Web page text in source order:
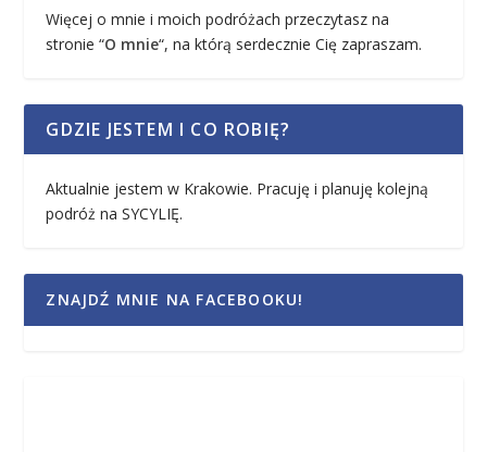
Więcej o mnie i moich podróżach przeczytasz na
stronie “O mnie“, na którą serdecznie Cię zapraszam.
GDZIE JESTEM I CO ROBIĘ?
Aktualnie jestem w Krakowie. Pracuję i planuję kolejną
podróż na SYCYLIĘ.
ZNAJDŹ MNIE NA FACEBOOKU!